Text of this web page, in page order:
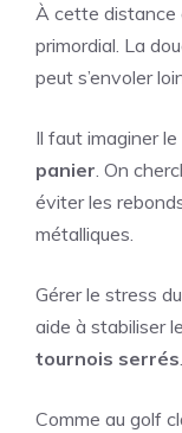
À cette distance
primordial. La
peut s’envoler
Il faut imaginer le
panier. On
éviter les
métalliques.
Gérer le stress
aide à stabiliser
tournois serrés.
Comme au golf